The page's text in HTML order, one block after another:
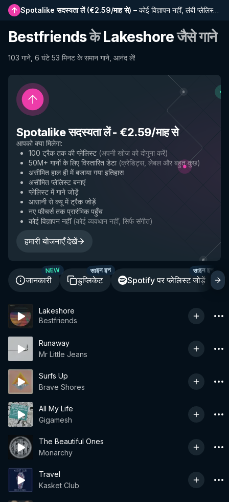
Spotalike सदस्यता लें(€2.59/माह से) – कोई विज्ञापन नहीं, लंबी प्लेलिस्ट, पूर्ण इतिहास और नई सुविधाओं तक प्रारंभिक पहुंच
BestfriendsकेLakeshoreजैसे गाने
103 गाने, 6 घंटे 53 मिनट के समान गाने, आनंद लें!
Spotalike सदस्यता लें- €2.59/माह से
आपको क्या मिलेगा:
100 ट्रैक तक की प्लेलिस्ट (अपनी खोज को दोगुना करें)
50M+ गानों के लिए विस्तारित डेटा (क्रेडिट्स, लेबल और बहुत कुछ)
असीमित हाल ही में बजाया गया इतिहास
असीमित प्लेलिस्ट बनाएं
प्लेलिस्ट में गाने जोड़ें
आसानी से क्यू में ट्रैक जोड़ें
नए फीचर्स तक प्रारंभिक पहुँच
कोई विज्ञापन नहीं (कोई व्यवधान नहीं, सिर्फ संगीत)
हमारी योजनाएँ देखें
जानकारी
NEW
डुप्लिकेट
साइन इन
Spotify पर प्लेलिस्ट जोड़ें
साइन इन
Lakeshore
Bestfriends
Runaway
Mr Little Jeans
Surfs Up
Brave Shores
All My Life
Gigamesh
The Beautiful Ones
Monarchy
Travel
Kasket Club